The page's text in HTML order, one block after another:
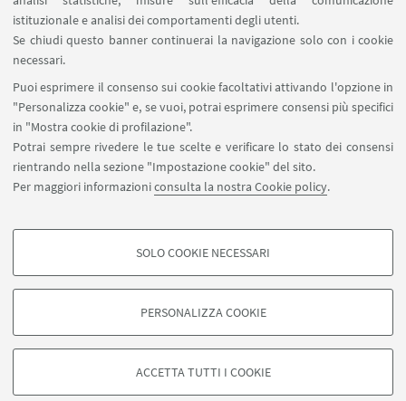
istituzionale e analisi dei comportamenti degli utenti.
Se chiudi questo banner continuerai la navigazione solo con i cookie
necessari.
Puoi esprimere il consenso sui cookie facoltativi attivando l'opzione in
"Personalizza cookie" e, se vuoi, potrai esprimere consensi più specifici
in "Mostra cookie di profilazione".
Potrai sempre rivedere le tue scelte e verificare lo stato dei consensi
rientrando nella sezione "Impostazione cookie" del sito.
Per maggiori informazioniconsulta la nostra Cookie policy.
COOKIE DI PROFILAZIONE - FACOLTATIVI
degli utenti, creare profili in base al loro comportamento sul sito, per analisi
di marketing.
Google/Youtube Video
SOLO COOKIE NECESSARI
PERSONALIZZA COOKIE
ACCETTA TUTTI I COOKIE
Contatti
Area riservata
SEGUI UNIBO SU:
APP:
©Copyright 2026 - ALMA MATER STUDIORUM - Università di
Bologna - Via Zamboni, 33 - 40126 Bologna - PI: 01131710376 - CF:
80007010376
Privacy
Note legali
Informazioni sul sito e accessibilità
Impostazioni Cookie